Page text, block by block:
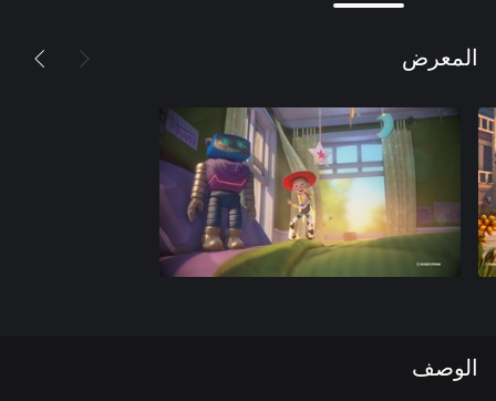
المعرض
الوصف